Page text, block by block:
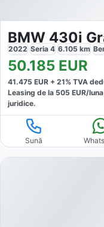
BMW 430i
2022 Seria 4 6.105 km
50.185 EUR
41.475 EUR + 21% TVA
Leasing de la 505 EUR/luna
juridice.
Sună